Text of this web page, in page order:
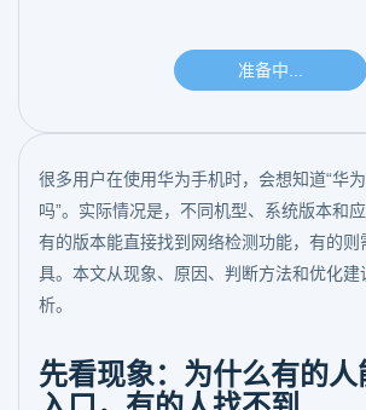
很多用户在使用华为手机时，会想知道“华
吗”。实际情况是，不同机型、系统版本和
有的版本能直接找到网络检测功能，有的则
具。本文从现象、原因、判断方法和优化建
析。
先看现象：为什么有的